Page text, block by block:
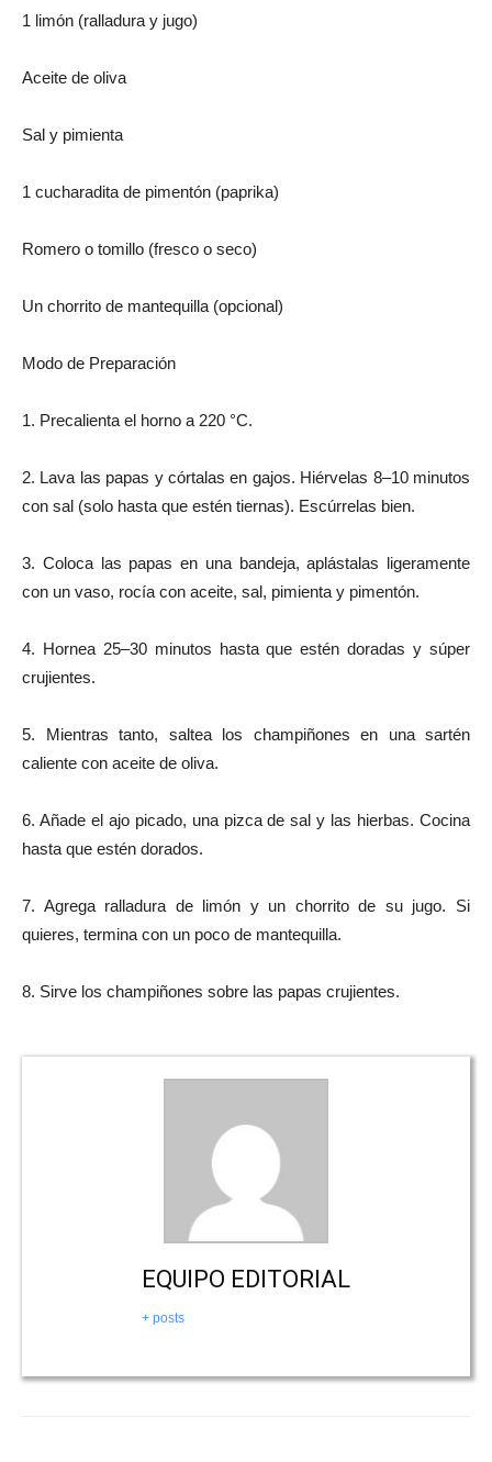
1 limón (ralladura y jugo)
Aceite de oliva
Sal y pimienta
1 cucharadita de pimentón (paprika)
Romero o tomillo (fresco o seco)
Un chorrito de mantequilla (opcional)
Modo de Preparación
1. Precalienta el horno a 220 °C.
2. Lava las papas y córtalas en gajos. Hiérvelas 8–10 minutos
con sal (solo hasta que estén tiernas). Escúrrelas bien.
3. Coloca las papas en una bandeja, aplástalas ligeramente
con un vaso, rocía con aceite, sal, pimienta y pimentón.
4. Hornea 25–30 minutos hasta que estén doradas y súper
crujientes.
5. Mientras tanto, saltea los champiñones en una sartén
caliente con aceite de oliva.
6. Añade el ajo picado, una pizca de sal y las hierbas. Cocina
hasta que estén dorados.
7. Agrega ralladura de limón y un chorrito de su jugo. Si
quieres, termina con un poco de mantequilla.
8. Sirve los champiñones sobre las papas crujientes.
EQUIPO EDITORIAL
+ posts